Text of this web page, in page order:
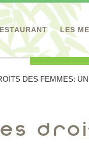
LES
DES FEMMES: